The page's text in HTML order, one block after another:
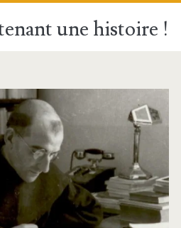
une histoire !
: